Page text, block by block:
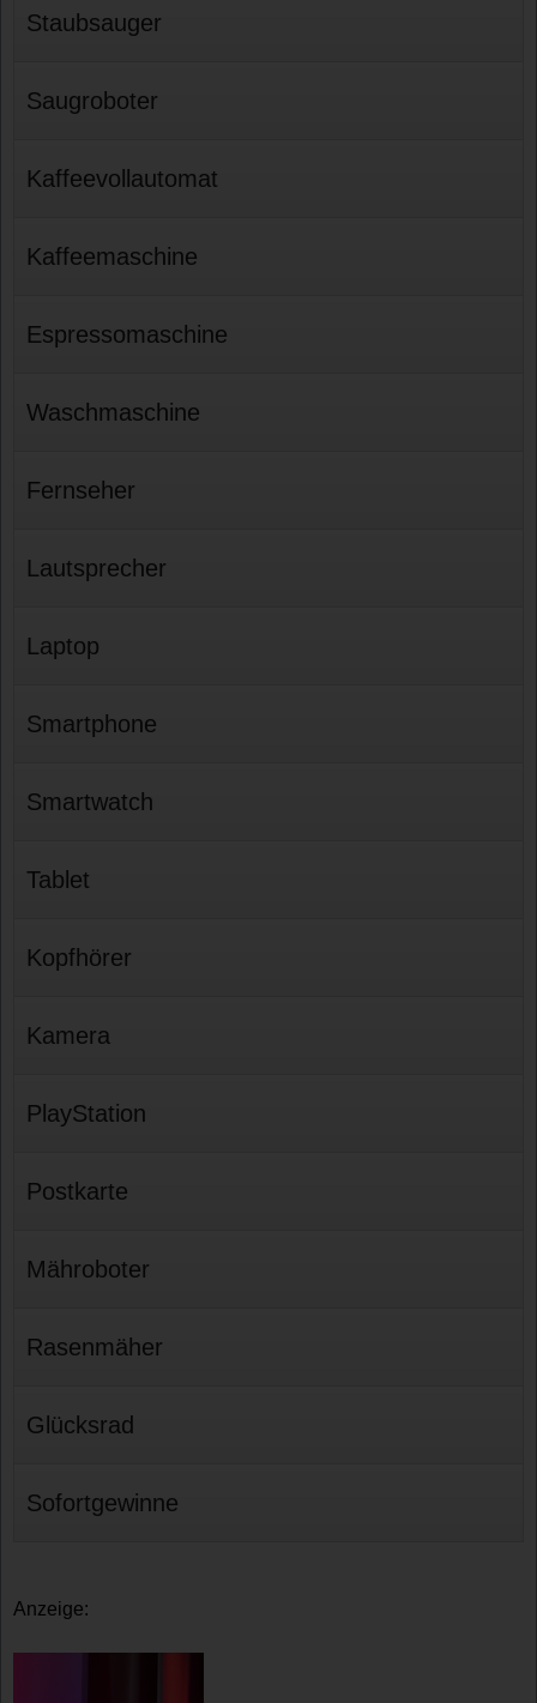
Staubsauger
Saugroboter
Kaffeevollautomat
Kaffeemaschine
Espressomaschine
Waschmaschine
Fernseher
Lautsprecher
Laptop
Smartphone
Smartwatch
Tablet
Kopfhörer
Kamera
PlayStation
Postkarte
Mähroboter
Rasenmäher
Glücksrad
Sofortgewinne
Anzeige: